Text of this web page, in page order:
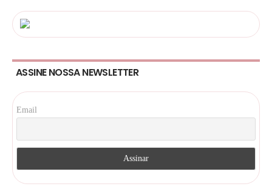
ASSINE NOSSA NEWSLETTER
Email